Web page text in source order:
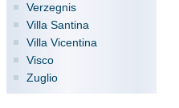
Verzegnis
Villa Santina
Villa Vicentina
Visco
Zuglio